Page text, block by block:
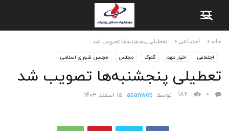
خانه اجتماعی تعطیلی پنجشنبه‌ها تصویب شد
اجتماعی اخیار مهم گمرک مجلس مجلس شورای اسلامی
تعطیلی پنجشنبه‌ها تصویب شد
توسط asanweb
- 15 اسفند 1403 0
182